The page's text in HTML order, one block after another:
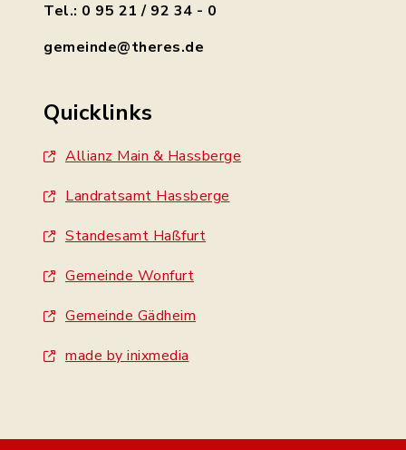
Tel.: 0 95 21 / 92 34 - 0
gemeinde@theres.de
Quicklinks
Allianz Main & Hassberge
Landratsamt Hassberge
Standesamt Haßfurt
Gemeinde Wonfurt
Gemeinde Gädheim
made by inixmedia